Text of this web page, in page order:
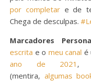
por completare de
Chega de desculpas.
Marcadores
escrita e o meu canal é
ano de 2021 ,
(mentira, algumas